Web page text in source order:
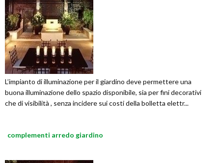
L’impianto di illuminazione per il giardino deve permettere una
buona illuminazione dello spazio disponibile, sia per fini decorativi
che di visibilità , senza incidere sui costi della bolletta elettr...
complementi arredo giardino